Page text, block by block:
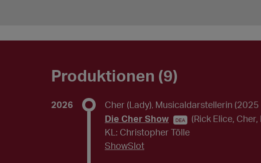
Produktionen (9)
2026 Cher (Lady), Musicaldarstellerin (2025
Die Cher Show
DEA
(Rick Elice,
KL: Christopher Tölle
ShowSlot